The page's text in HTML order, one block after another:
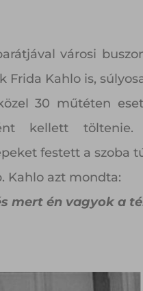
városi
Kahlo is,
30 műtéten
kellett
festett a szoba
Kahlo azt mondta:
mert én vagyok a